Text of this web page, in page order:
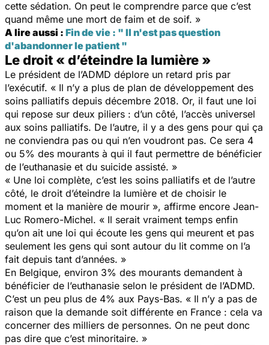
cette sédation. On peut le comprendre parce que c’est
quand même une mort de faim et de soif. »
A lire aussi : Fin de vie : " Il n'est pas question
d'abandonner le patient "
Le droit « d’éteindre la lumière »
Le président de l’ADMD déplore un retard pris par
l’exécutif. « Il n’y a plus de plan de développement des
soins palliatifs depuis décembre 2018. Or, il faut une loi
qui repose sur deux piliers : d’un côté, l’accès universel
aux soins palliatifs. De l’autre, il y a des gens pour qui ça
ne conviendra pas ou qui n’en voudront pas. Ce sera 4
ou 5% des mourants à qui il faut permettre de bénéficier
de l’euthanasie et du suicide assisté. »
« Une loi complète, c’est les soins palliatifs et de l’autre
côté, le droit d’éteindre la lumière et de choisir le
moment et la manière de mourir », affirme encore Jean-
Luc Romero-Michel. « Il serait vraiment temps enfin
qu’on ait une loi qui écoute les gens qui meurent et pas
seulement les gens qui sont autour du lit comme on l’a
fait depuis tant d’années. »
En Belgique, environ 3% des mourants demandent à
bénéficier de l’euthanasie selon le président de l’ADMD.
C’est un peu plus de 4% aux Pays-Bas. « Il n’y a pas de
raison que la demande soit différente en France : cela va
concerner des milliers de personnes. On ne peut donc
pas dire que c’est minoritaire. »